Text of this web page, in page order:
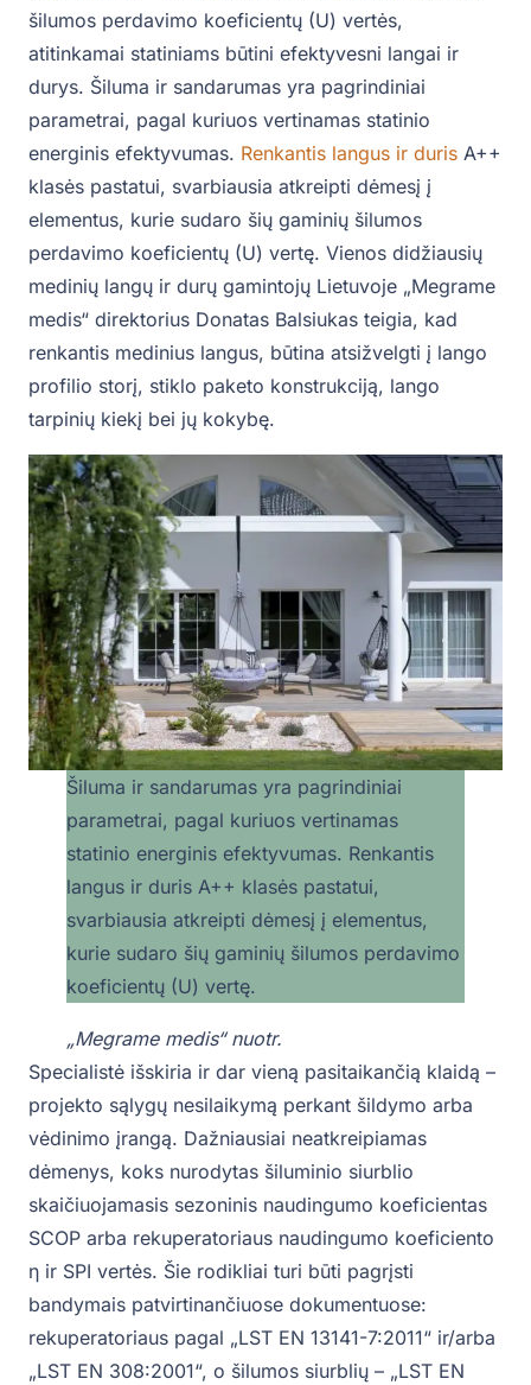
šilumos perdavimo koeficientų (U) vertės,
atitinkamai statiniams būtini efektyvesni langai ir
durys. Šiluma ir sandarumas yra pagrindiniai
parametrai, pagal kuriuos vertinamas statinio
energinis efektyvumas. Renkantis langus ir duris A++
klasės pastatui, svarbiausia atkreipti dėmesį į
elementus, kurie sudaro šių gaminių šilumos
perdavimo koeficientų (U) vertę. Vienos didžiausių
medinių langų ir durų gamintojų Lietuvoje „Megrame
medis“ direktorius Donatas Balsiukas teigia, kad
renkantis medinius langus, būtina atsižvelgti į lango
profilio storį, stiklo paketo konstrukciją, lango
tarpinių kiekį bei jų kokybę.
Šiluma ir sandarumas yra pagrindiniai
parametrai, pagal kuriuos vertinamas
statinio energinis efektyvumas. Renkantis
langus ir duris A++ klasės pastatui,
svarbiausia atkreipti dėmesį į elementus,
kurie sudaro šių gaminių šilumos perdavimo
koeficientų (U) vertę.
„Megrame medis“ nuotr.
Specialistė išskiria ir dar vieną pasitaikančią klaidą –
projekto sąlygų nesilaikymą perkant šildymo arba
vėdinimo įrangą. Dažniausiai neatkreipiamas
dėmenys, koks nurodytas šiluminio siurblio
skaičiuojamasis sezoninis naudingumo koeficientas
SCOP arba rekuperatoriaus naudingumo koeficiento
η ir SPI vertės. Šie rodikliai turi būti pagrįsti
bandymais patvirtinančiuose dokumentuose:
rekuperatoriaus pagal „LST EN 13141-7:2011“ ir/arba
„LST EN 308:2001“, o šilumos siurblių – „LST EN